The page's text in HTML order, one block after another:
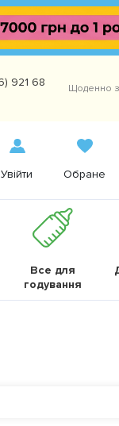
921 68 Щоденно
Увійти Обране
Все для
годування